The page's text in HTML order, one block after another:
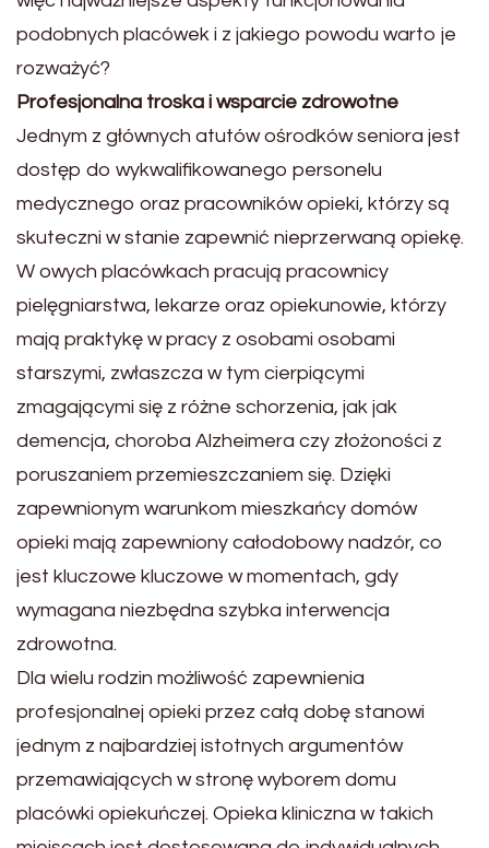
podobnych placówek i z jakiego powodu warto je
rozważyć?
Profesjonalna troska i wsparcie zdrowotne
Jednym z głównych atutów ośrodków seniora jest
dostęp do wykwalifikowanego personelu
medycznego oraz pracowników opieki, którzy są
skuteczni w stanie zapewnić nieprzerwaną opiekę.
W owych placówkach pracują pracownicy
pielęgniarstwa, lekarze oraz opiekunowie, którzy
mają praktykę w pracy z osobami osobami
starszymi, zwłaszcza w tym cierpiącymi
zmagającymi się z różne schorzenia, jak jak
demencja, choroba Alzheimera czy złożoności z
poruszaniem przemieszczaniem się. Dzięki
zapewnionym warunkom mieszkańcy domów
opieki mają zapewniony całodobowy nadzór, co
jest kluczowe kluczowe w momentach, gdy
wymagana niezbędna szybka interwencja
zdrowotna.
Dla wielu rodzin możliwość zapewnienia
profesjonalnej opieki przez całą dobę stanowi
jednym z najbardziej istotnych argumentów
przemawiających w stronę wyborem domu
placówki opiekuńczej. Opieka kliniczna w takich